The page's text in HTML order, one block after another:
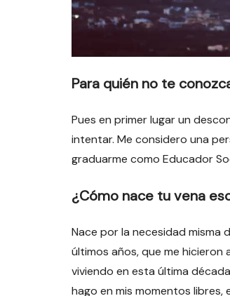
Para quién no te
Pues en primer lugar un
intentar. Me considero una
graduarme como Educador
¿Cómo nace tu vena
Nace por la necesidad misma
últimos años, que me
viviendo en esta última
hago en mis momentos